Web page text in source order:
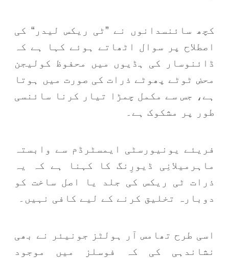
کچھ سائنسدانوں نے ”ٹی ریکس لیدر“ کی
اصطلاح پر سوال اٹھاتے ہوئے کہا ہے کہ
ڈائنوسار کی ہڈیوں میں محفوظ کولیجن
محض ٹوٹے پھوٹے ذرات کی صورت میں ہوتا
ہے، جس سے مکمل چمڑا تیار کرنا سائنسی
طور پر مشکوک ہے۔
فریئے یونیورسٹی ایمسٹرڈم سے وابستہ
ماہرمیلانِی ڈیورِنگ کا کہنا ہے کہ یہ
ذرات ٹی ریکس کی جلد یا اصل ساخت کو
دوبارہ تخلیق کرنے کے لیے کافی نہیں۔
اسی طرح تھامس آر ہولٹز جونیئر نے بھی
نشاندہی کی کہ فوسلز میں موجود